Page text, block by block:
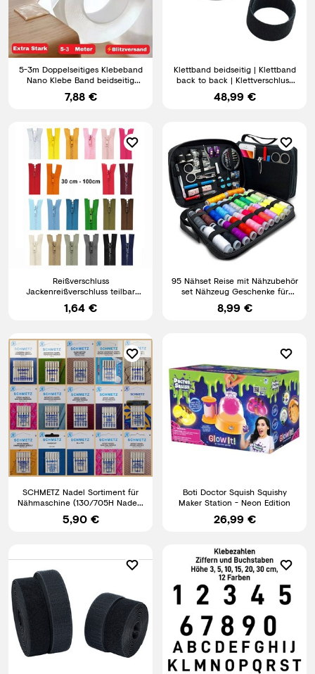
5-3m Doppelseitiges Klebeband
Nano Klebe Band beidseitig
extra stark wasserfest
7,88 €
Klettband beidseitig | Klettband
back to back | Klettverschluss
Kabelbinder
48,99 €
Reißverschluss
Jackenreißverschluss teilbar
grob Kunststoff 5mm Krampe
30-100 cm
1,64 €
95 Nähset Reise mit Nähzubehör
set Nähzeug Geschenke für
Mama Anfänger Reisende
8,99 €
SCHMETZ Nadel Sortiment für
Nähmaschine (130/705H Nadeln
für Haushalt Maschinen)
5,90 €
Boti Doctor Squish Squishy
Maker Station - Neon Edition
26,99 €